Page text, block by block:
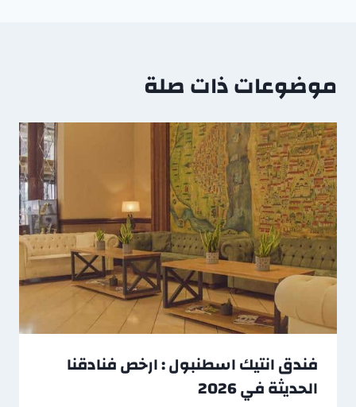
موضوعات ذات صلة
فندق انتيك اسطنبول : ارخص فنادقنا
الحديثة في 2026